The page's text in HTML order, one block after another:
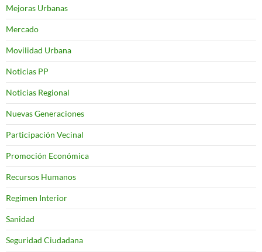
Mejoras Urbanas
Mercado
Movilidad Urbana
Noticias PP
Noticias Regional
Nuevas Generaciones
Participación Vecinal
Promoción Económica
Recursos Humanos
Regimen Interior
Sanidad
Seguridad Ciudadana